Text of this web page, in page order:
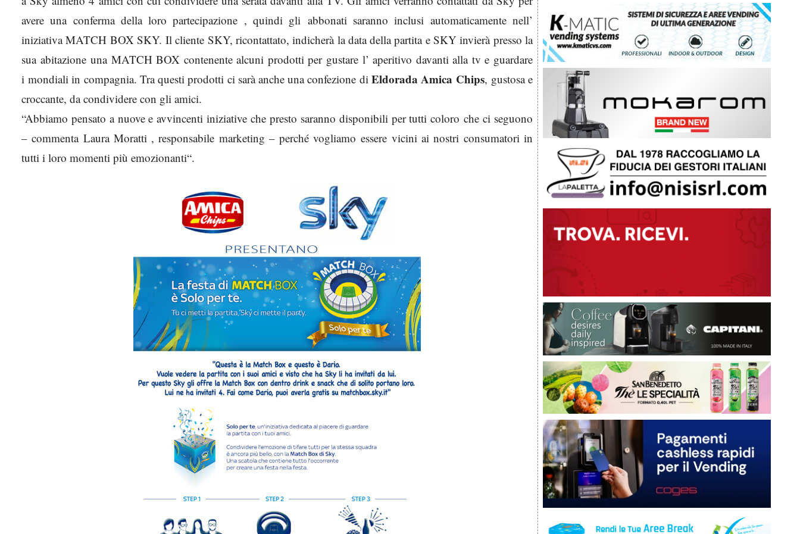
avere una conferma della loro partecipazione , quindi gli abbonati saranno inclusi automaticamente nell’
iniziativa MATCH BOX SKY. Il cliente SKY, ricontattato, indicherà la data della partita e SKY invierà presso la
sua abitazione una MATCH BOX contenente alcuni prodotti per gustare l’ aperitivo davanti alla tv e guardare
i mondiali in compagnia. Tra questi prodotti ci sarà anche una confezione diEldorada Amica Chips, gustosa e
croccante, da condividere con gli amici.
“Abbiamo pensato a nuove e avvincenti iniziative che presto saranno disponibili per tutti coloro che ci seguono
– commenta Laura Moratti , responsabile marketing – perché vogliamo essere vicini ai nostri consumatori in
tutti i loro momenti più emozionanti“.